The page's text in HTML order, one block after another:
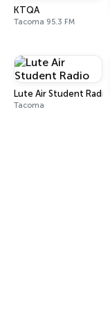
KTQA
Tacoma 95.3 FM
Lute Air Student Radio
Tacoma